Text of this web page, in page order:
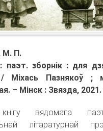
М. П.
паэт. зборнік : для
/ Міхась Пазнякоў ;
– Мінск : Звязда, 2021.
вядомага
літаратурнай